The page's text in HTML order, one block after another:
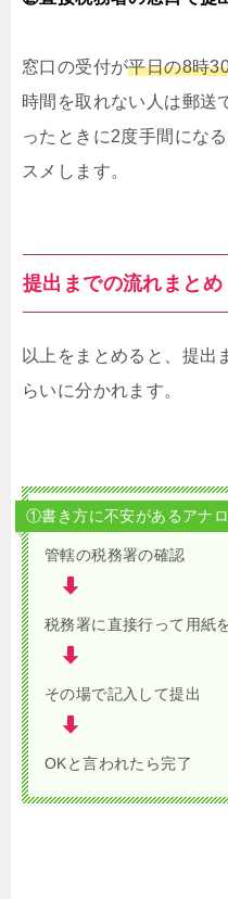
窓口の受付が平日の8時
時間を取れない人は郵送
ったときに2度手間にな
スメします。
提出までの流れまとめ
以上をまとめると、提出
らいに分かれます。
①書き方に不安があるアナ
管轄の税務署の確認
税務署に直接行って用紙
その場で記入して提出
OKと言われたら完了